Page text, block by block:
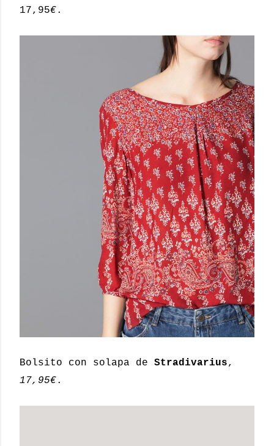
17,95€.
Bolsito con solapa de Stradivarius,
17,95€.